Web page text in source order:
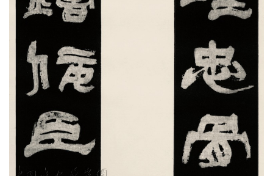
边